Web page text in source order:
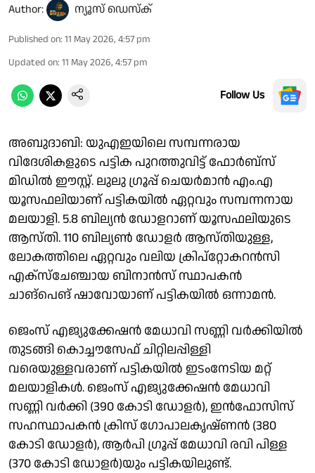
Author: ന്യൂസ് ഡെസ്ക്
Published on: 11 May 2026, 4:57 pm
Updated on: 11 May 2026, 4:57 pm
Follow Us
അബുദാബി: യുഎഇയിലെ സമ്പന്നരായ
വിദേശികളുടെ പട്ടിക പുറത്തുവിട്ട് ഫോർബ്സ്
മിഡിൽ ഈസ്റ്റ്. ലുലു ഗ്രൂപ്പ് ചെയർമാൻ എം.എ
യൂസഫലിയാണ് പട്ടികയിൽ ഏറ്റവും സമ്പന്നനായ
മലയാളി. 5.8 ബില്യൻ ഡോളറാണ് യൂസഫലിയുടെ
ആസ്തി. 110 ബില്യൺ ഡോളർ ആസ്‌തിയുള്ള,
ലോകത്തിലെ ഏറ്റവും വലിയ ക്രിപ്‌റ്റോകറൻസി
എക്‌സ്‌ചേഞ്ചായ ബിനാൻസ് സ്ഥാപകൻ
ചാങ്‌പെങ് ഷാവോയാണ് പട്ടികയിൽ ഒന്നാമൻ.
ജെംസ് എജ്യുക്കേഷൻ മേധാവി സണ്ണി വർക്കിയിൽ
തുടങ്ങി കൊച്ചൗസേഫ് ചിറ്റിലപ്പിള്ളി
വരെയുള്ളവരാണ് പട്ടികയിൽ ഇടംനേടിയ മറ്റ്
മലയാളികൾ. ജെംസ് എജ്യുക്കേഷൻ മേധാവി
സണ്ണി വർക്കി (390 കോടി ഡോളർ), ഇൻഫോസിസ്
സഹസ്ഥാപകൻ ക്രിസ് ഗോപാലകൃഷ്ണൻ (380
കോടി ഡോളർ), ആർപി ഗ്രൂപ്പ് മേധാവി രവി പിള്ള
(370 കോടി ഡോളർ)യും പട്ടികയിലുണ്ട്.